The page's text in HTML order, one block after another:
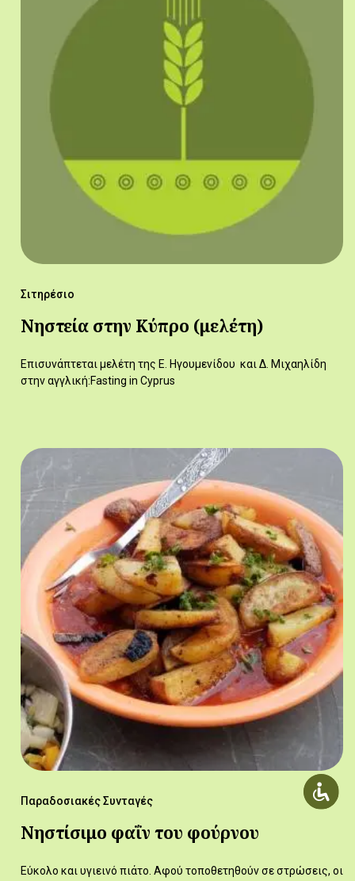
Σιτηρέσιο
Νηστεία στην Κύπρο (μελέτη)
Επισυνάπτεται μελέτη της Ε. Ηγουμενίδου και Δ. Μιχαηλίδη
στην αγγλική:Fasting in Cyprus
Παραδοσιακές Συνταγές
Νηστίσιμο φαΐν του φούρνου
Εύκολο και υγιεινό πιάτο. Αφού τοποθετηθούν σε στρώσεις, οι